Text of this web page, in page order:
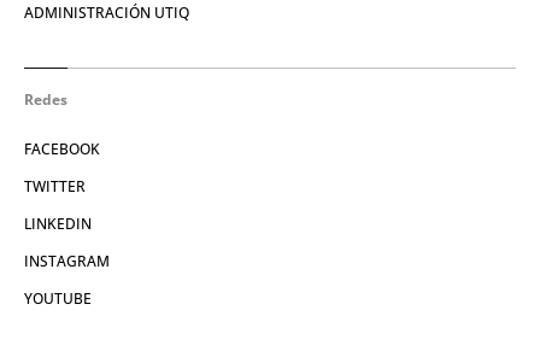
ADMINISTRACIÓN UTIQ
Redes
FACEBOOK
TWITTER
LINKEDIN
INSTAGRAM
YOUTUBE